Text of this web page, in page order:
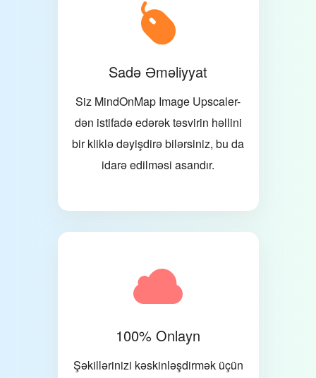
Sadə Əməliyyat
Siz MindOnMap Image Upscaler-
dən istifadə edərək təsvirin həllini
bir kliklə dəyişdirə bilərsiniz, bu da
idarə edilməsi asandır.
100% Onlayn
Şəkillərinizi kəskinləşdirmək üçün